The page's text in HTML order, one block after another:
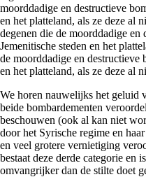
moorddadige en destructieve
en het platteland, als ze deze al
degenen die de moorddadige en
Jemenitische steden en het
de moorddadige en destructieve
en het platteland, als ze deze al
We horen nauwelijks het geluid
beide bombardementen
beschouwen (ook al kan niet
door het Syrische regime en
en veel grotere vernietiging
bestaat deze derde categorie
omvangrijker dan de stilte doet